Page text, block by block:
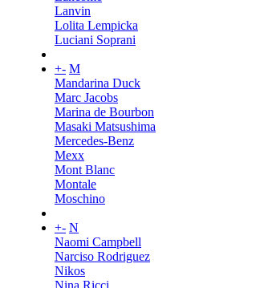
Lanvin
Lolita Lempicka
Luciani Soprani
+- M
Mandarina Duck
Marc Jacobs
Marina de Bourbon
Masaki Matsushima
Mercedes-Benz
Mexx
Mont Blanc
Montale
Moschino
+- N
Naomi Campbell
Narciso Rodriguez
Nikos